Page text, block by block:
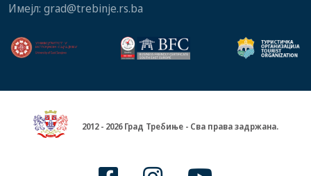
Имејл: grad@trebinje.rs.ba
2012 - 2026 Град Требиње - Сва права задржана.